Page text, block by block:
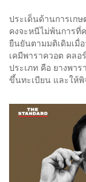
ประเด็นด้านการเก
คงจะหนีไม่พ้นการที่
ยืนยันตามมติเดิมเมื่
เคมีพาราควอต คล
ประเภท คือ ยางพา
ขึ้นทะเบียน และให้